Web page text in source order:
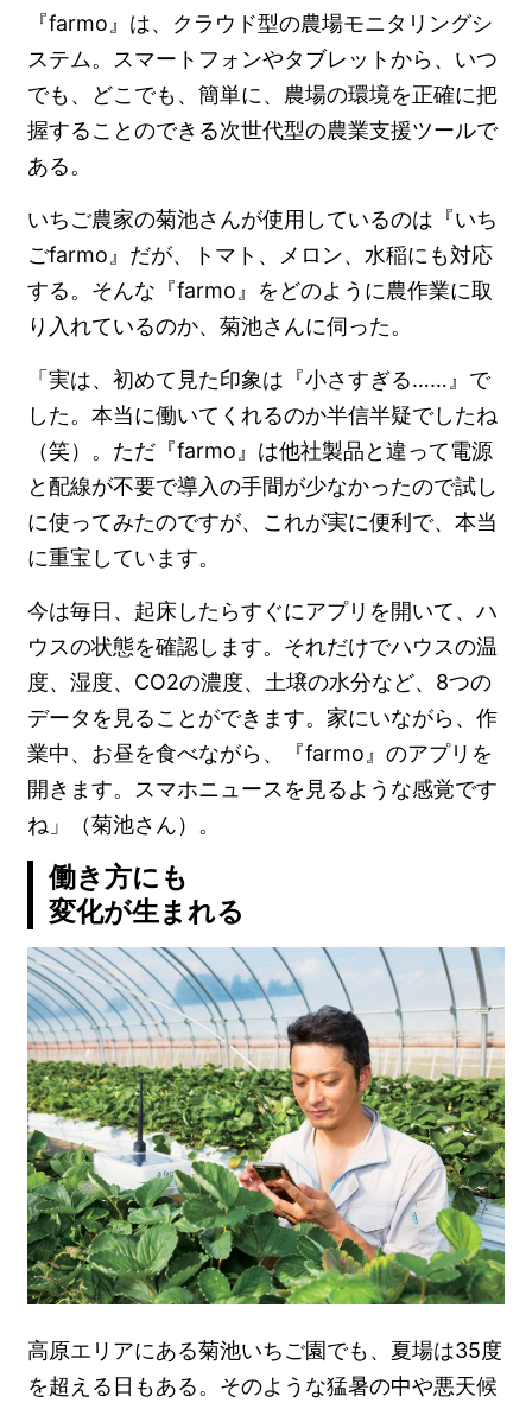
『farmo』は、クラウド型の農場モニタリングシ
ステム。スマートフォンやタブレットから、いつ
でも、どこでも、簡単に、農場の環境を正確に把
握することのできる次世代型の農業支援ツールで
ある。
いちご農家の菊池さんが使用しているのは『いち
ごfarmo』だが、トマト、メロン、水稲にも対応
する。そんな『farmo』をどのように農作業に取
り入れているのか、菊池さんに伺った。
「実は、初めて見た印象は『小さすぎる……』で
した。本当に働いてくれるのか半信半疑でしたね
（笑）。ただ『farmo』は他社製品と違って電源
と配線が不要で導入の手間が少なかったので試し
に使ってみたのですが、これが実に便利で、本当
に重宝しています。
今は毎日、起床したらすぐにアプリを開いて、ハ
ウスの状態を確認します。それだけでハウスの温
度、湿度、CO2の濃度、土壌の水分など、8つの
データを見ることができます。家にいながら、作
業中、お昼を食べながら、『farmo』のアプリを
開きます。スマホニュースを見るような感覚です
ね」（菊池さん）。
働き方にも
変化が生まれる
高原エリアにある菊池いちご園でも、夏場は35度
を超える日もある。そのような猛暑の中や悪天候